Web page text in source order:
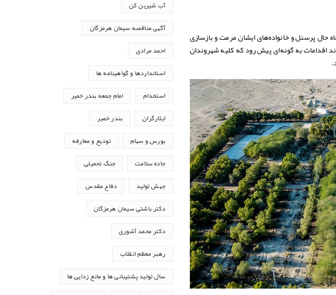
پرسنل و خانواده‌های ایشان مرمت و بازسازی
اقدامات به گونه‌ای پیش رود که کلیه شهروندان
آب شیرین کن
آگهی مناقصه سیمان هرمزگان
احمد مرادی
استانداردها و گواهینامه ها
استخدام امام جمعه بندر خمیر
ایثارگران بندر خمیر
بورس و سهام تودیع و معارفه
جاده سلامت جنگ تحمیلی
جهش تولید دفاع مقدس
دکتر باشتی سیمان هرمزگان
دکتر محمد آشوری
رهبر معظم انقلاب
سال تولید پشتیبانی ها و مانع زدایی ها